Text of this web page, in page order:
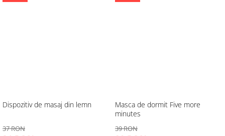
Dispozitiv de masaj din lemn
37 RON
Masca de dormit Five more
minutes
39 RON